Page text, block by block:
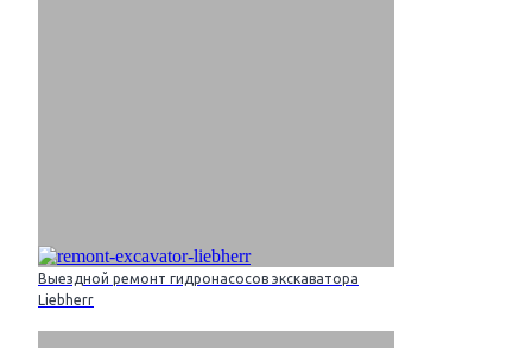
Выездной ремонт гидронасосов экскаватора
Liebherr